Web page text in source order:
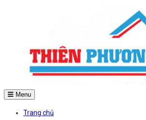
Menu
Trang chủ